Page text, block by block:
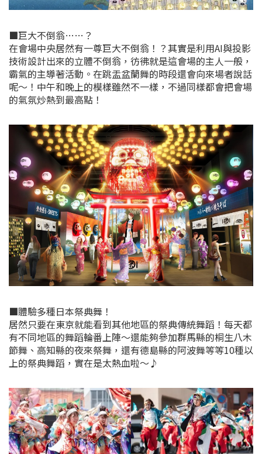
■巨大不倒翁……？
在會場中央居然有一尊巨大不倒翁！？其實是利用AI與投影
技術設計出來的立體不倒翁，彷彿就是這會場的主人一般，
霸氣的主導著活動。在跳盂盆蘭舞的時段還會向來場者說話
呢～！中午和晚上的模樣雖然不一樣，不過同樣都會把會場
的氣氛炒熱到最高點！
■體驗多種日本祭典舞！
居然只要在東京就能看到其他地區的祭典傳統舞蹈！每天都
有不同地區的舞蹈輪番上陣～還能夠參加群馬縣的桐生八木
節舞、高知縣的夜來祭舞，還有德島縣的阿波舞等等10種以
上的祭典舞蹈，實在是太熱血啦～♪